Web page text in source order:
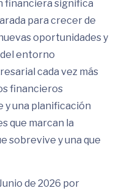
financiera significa
para crecer de
oportunidades y
entorno
cada vez más
financieros
una planificación
que marcan la
sobrevive y una que
de 2026 por